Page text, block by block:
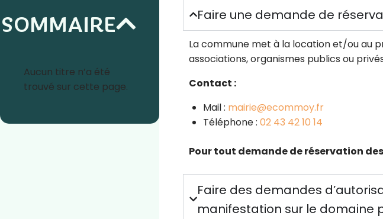
SOMMAIRE
Aucun titre n’a été
trouvé sur cette page.
Faire une demande de
La commune met à la location et/ou au
associations, organismes publics ou
Contact :
Mail : mairie@ecommoy.fr
Téléphone : 02 43 42 10 14
Pour tout demande de réservation
Faire des demandes
manifestation sur le domaine